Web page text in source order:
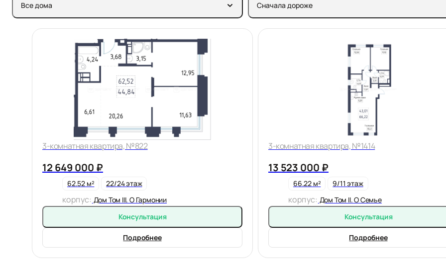
Все дома Сначала дороже
3-комнатная квартира, №822
12 649 000 ₽
62.52 м² 22/24 этаж
корпус: Дом Том III. О Гармонии
Консультация
Подробнее
3-комнатная квартира, №1414
13 523 000 ₽
66.22 м² 9/11 этаж
корпус: Дом Том II. О Семье
Консультация
Подробнее